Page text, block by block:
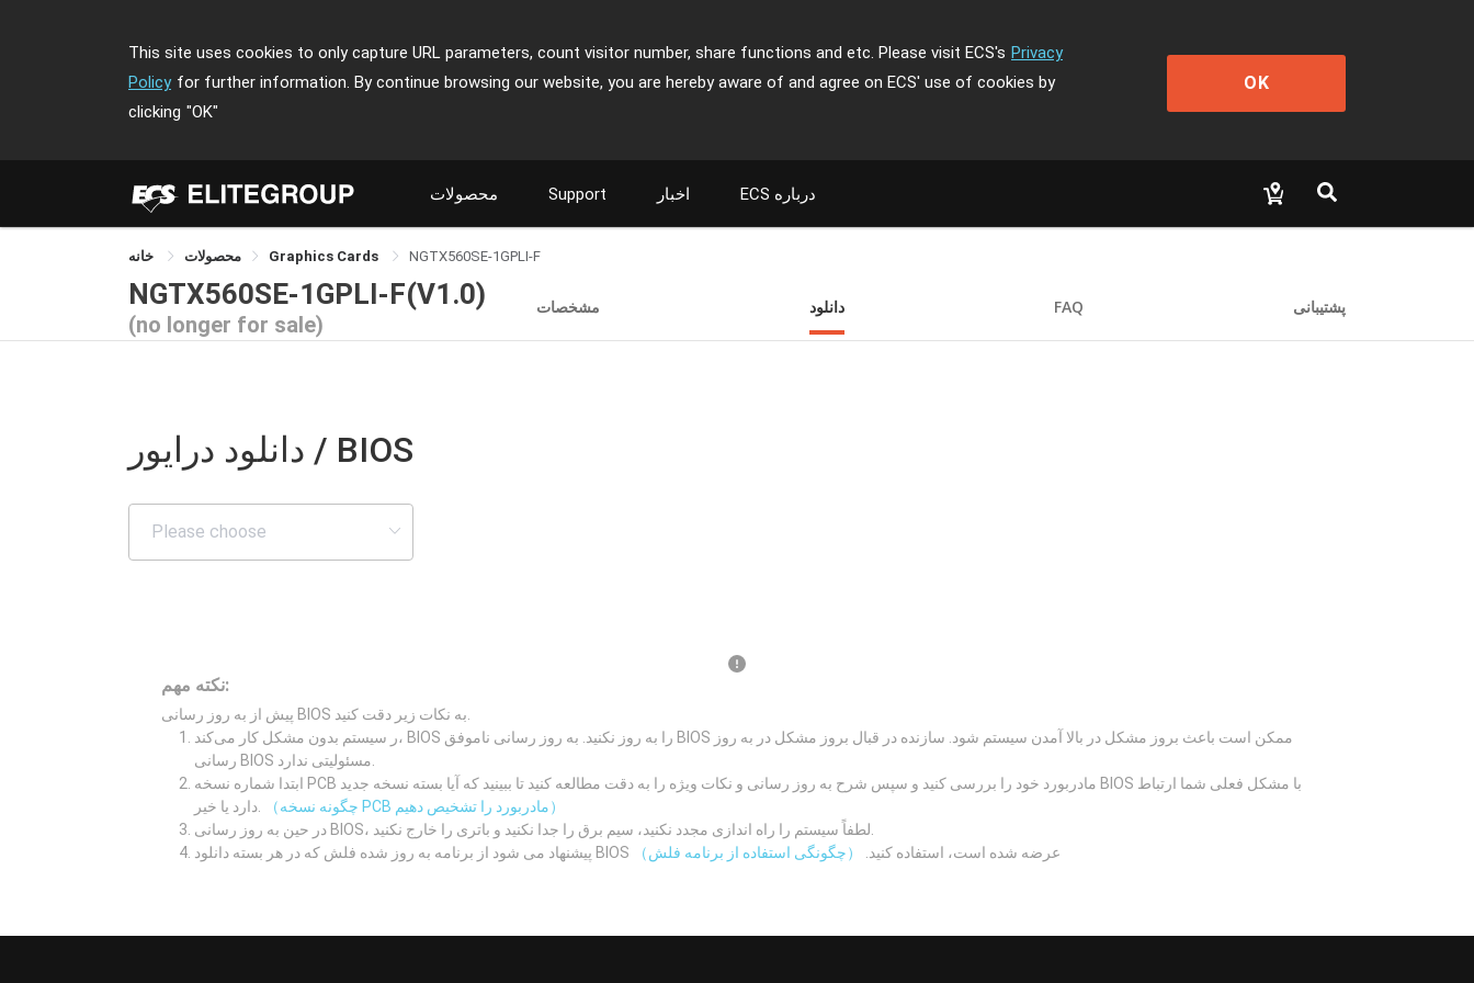
This site uses cookies to only capture URL parameters, count visitor number, share functions and etc. Please visit ECS's Privacy
Policy for further information. By continue browsing our website, you are hereby aware of and agree on ECS' use of cookies by
clicking "OK"
OK
محصولات Support اخبار ECS درباره
محصولات Graphics Cards NGTX560SE-1GPLI-F
NGTX560SE-1GPLI-F(V1.0)
(no longer for sale)
مشخصات دانلود FAQ پشتیبانی
دانلود درایور / BIOS
نکته مهم:
ر سیستم بدون مشکل کار می‌کند، BIOS را به روز نکنید. به روز رسانی ناموفق BIOS ممکن است باعث بروز مشکل در بالا آمدن سیستم شود. سازنده در قبال بروز مشکل در به روز
ابتدا شماره نسخه PCB مادربورد خود را بررسی کنید و سپس شرح به روز رسانی و نکات ویژه را به دقت مطالعه کنید تا ببینید که آیا بسته نسخه جدید BIOS با مشکل فعلی شما ارتباط
（چگونه نسخه PCB مادربورد را تشخیص دهیم）
پیشنهاد می شود از برنامه به روز شده فلش که در هر بسته دانلود BIOS عرضه شده است، استفاده کنید.
（چگونگی استفاده از برنامه فلش）